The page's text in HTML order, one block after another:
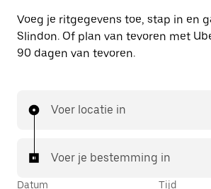
Voeg je ritgegevens toe, stap in en
Slindon. Of plan van tevoren met
90 dagen van tevoren.
Voer locatie in
Voer je bestemming in
Datum Tijd